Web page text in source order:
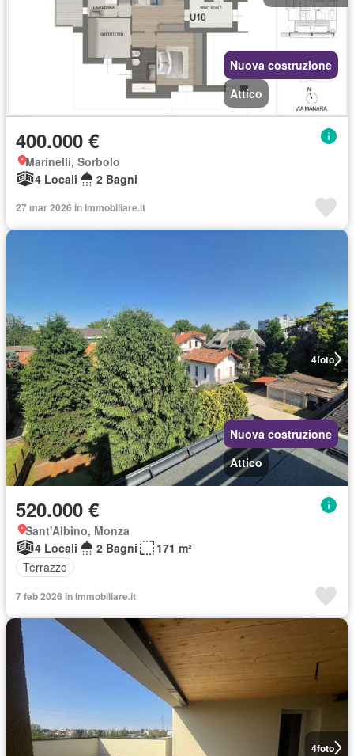
Nuova costruzione
Attico
400.000 €
Marinelli, Sorbolo
4 Locali
2 Bagni
27 mar 2026 in Immobiliare.it
4foto
Nuova costruzione
Attico
520.000 €
Sant'Albino, Monza
4 Locali
2 Bagni
171 m²
Terrazzo
7 feb 2026 in Immobiliare.it
4foto